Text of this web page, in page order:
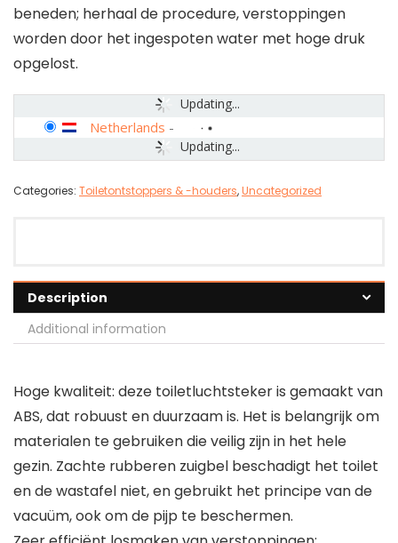
beneden; herhaal de procedure, verstoppingen
worden door het ingespoten water met hoge druk
opgelost.
Updating...
Updating...
Netherlands -
Categories: Toiletontstoppers & -houders,Uncategorized
Description
Additional information
Hoge kwaliteit: deze toiletluchtsteker is gemaakt van
ABS, dat robuust en duurzaam is. Het is belangrijk om
materialen te gebruiken die veilig zijn in het hele
gezin. Zachte rubberen zuigbel beschadigt het toilet
en de wastafel niet, en gebruikt het principe van de
vacuüm, ook om de pijp te beschermen.